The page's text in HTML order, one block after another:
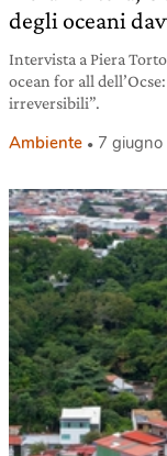
degli oceani
Intervista a Piera
ocean for all
irreversibili”.
Ambiente 7